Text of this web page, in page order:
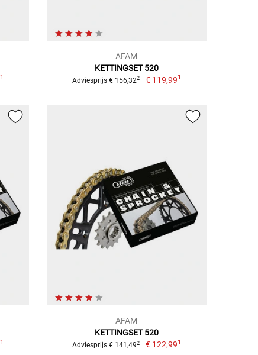
1
AFAM
KETTINGSET 520
Adviesprijs € 156,322 € 119,991
1
AFAM
KETTINGSET 520
Adviesprijs € 141,492 € 122,991